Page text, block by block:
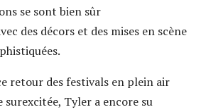
se sont bien sûr
des décors et des mises en scène
retour des festivals en plein air
Tyler a encore su